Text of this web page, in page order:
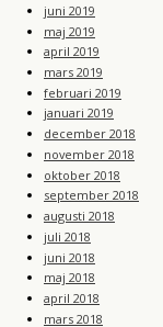
juni 2019
maj 2019
april 2019
mars 2019
februari 2019
januari 2019
december 2018
november 2018
oktober 2018
september 2018
augusti 2018
juli 2018
juni 2018
maj 2018
april 2018
mars 2018